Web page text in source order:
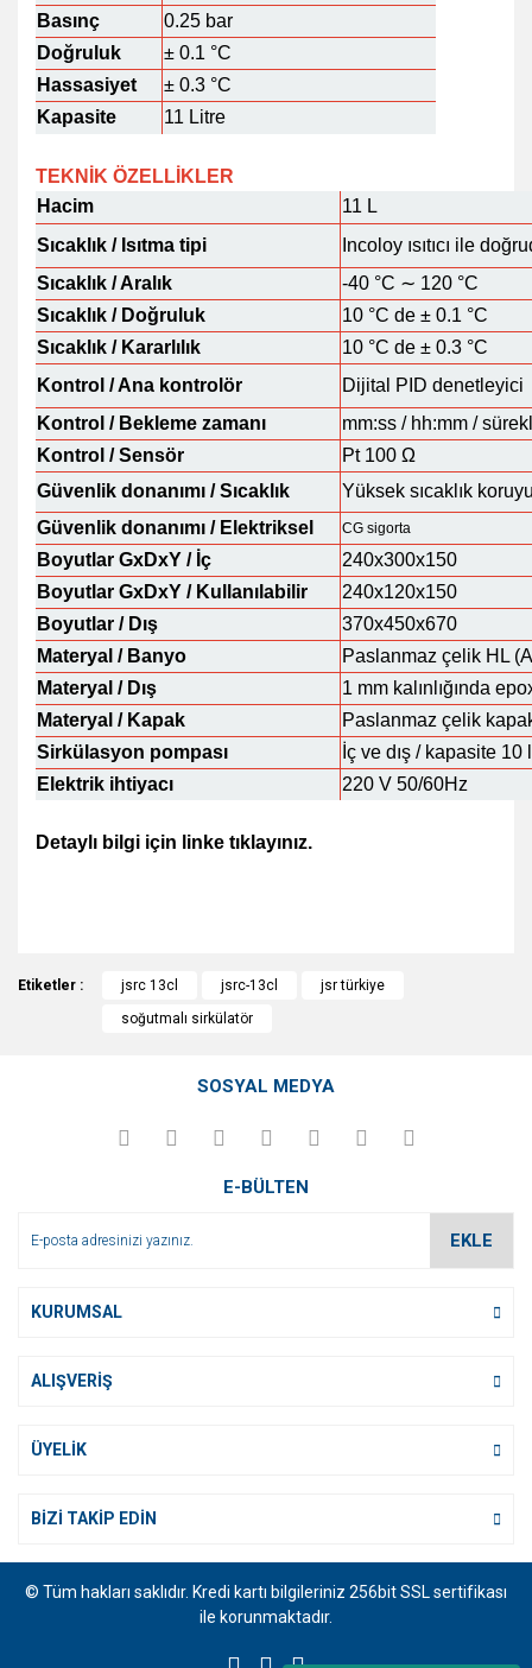
Basınç
0.25 bar
Doğruluk
± 0.1 °C
Hassasiyet
± 0.3 °C
Kapasite
11 Litre
TEKNİK ÖZELLİKLER
Hacim
11 L
Sıcaklık / Isıtma tipi
Incoloy ısıtıcı ile
Sıcaklık / Aralık
-40 °C ∼ 120 °C
Sıcaklık / Doğruluk
10 °C de ± 0.1 °C
Sıcaklık / Kararlılık
10 °C de ± 0.3 °C
Kontrol / Ana kontrolör
Dijital PID denetleyici
Kontrol / Bekleme zamanı
mm:ss / hh:mm /
Kontrol / Sensör
Pt 100 Ω
Güvenlik donanımı / Sıcaklık
Yüksek sıcaklık
Güvenlik donanımı / Elektriksel
CG sigorta
Boyutlar GxDxY / İç
240x300x150
Boyutlar GxDxY / Kullanılabilir
240x120x150
Boyutlar / Dış
370x450x670
Materyal / Banyo
Paslanmaz çelik HL
Materyal / Dış
1 mm kalınlığında
Materyal / Kapak
Paslanmaz çelik
Sirkülasyon pompası
İç ve dış / kapasite
Elektrik ihtiyacı
220 V 50/60Hz
Detaylı bilgi için linke tıklayınız.
Bu ürüne ilk yorumu siz yapın!
konularda yetersiz gördüğünüz noktaları öneri formunu
kullanarak tarafımıza iletebilirsiniz.
Görüş ve önerileriniz için teşekkür ederiz.
Ürün resmi kalitesiz, bozuk veya görüntülenemiyor.
Ürün fiyatı diğer sitelerden daha pahalı.
Etiketler : jsrc 13cl jsrc-13cl
jsr türkiye
soğutmalı sirkülatör
SOSYAL MEDYA
E-BÜLTEN
EKLE
KURUMSAL
ALIŞVERİŞ
ÜYELİK
BİZİ TAKİP EDİN
© Tüm hakları saklıdır. Kredi kartı bilgileriniz 256bit SSL sertifikası
ile korunmaktadır.